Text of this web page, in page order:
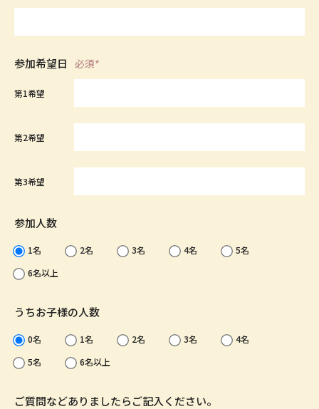
参加希望日 必須*
第1希望
第2希望
第3希望
参加人数
1名 2名 3名 4名
5名
6名以上
うちお子様の人数
0名 1名 2名 3名
4名
5名
6名以上
ご質問などありましたらご記入ください。